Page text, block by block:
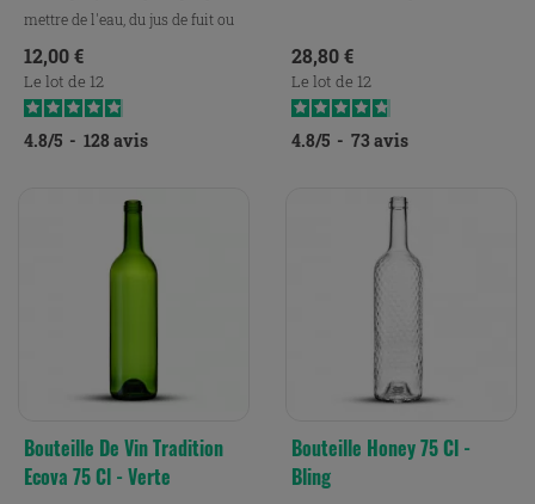
mettre de l'eau, du jus de fuit ou
du lait.
Prix
12,00 €
Le lot de 12
4.8/5 - 128 avis
Prix
28,80 €
Le lot de 12
4.8/5 - 73 avis
Bouteille De Vin Tradition
Ecova 75 Cl - Verte
Bouteille Honey 75 Cl -
Bling